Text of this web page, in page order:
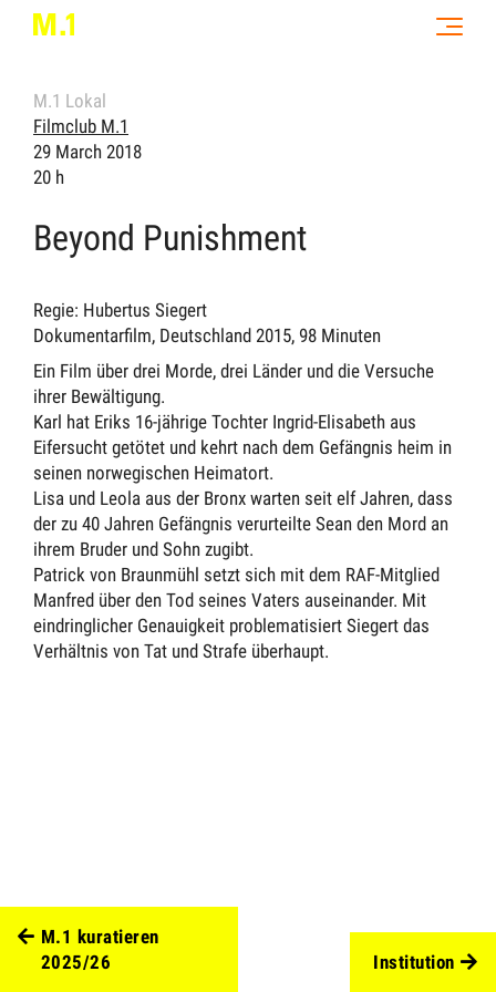
M.1 Lokal
Filmclub M.1
29 March 2018
20 h
Beyond Punishment
Regie: Hubertus Siegert
Dokumentarfilm, Deutschland 2015, 98 Minuten
Ein Film über drei Morde, drei Länder und die Versuche
ihrer Bewältigung.
Karl hat Eriks 16-jährige Tochter Ingrid-Elisabeth aus
Eifersucht getötet und kehrt nach dem Gefängnis heim in
seinen norwegischen Heimatort.
Lisa und Leola aus der Bronx warten seit elf Jahren, dass
der zu 40 Jahren Gefängnis verurteilte Sean den Mord an
ihrem Bruder und Sohn zugibt.
Patrick von Braunmühl setzt sich mit dem RAF-Mitglied
Manfred über den Tod seines Vaters auseinander. Mit
eindringlicher Genauigkeit problematisiert Siegert das
Verhältnis von Tat und Strafe überhaupt.
M.1 kuratieren
2025/26
Institution